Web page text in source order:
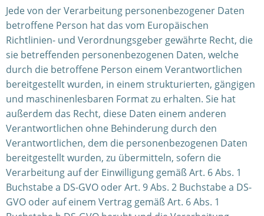
Jede von der Verarbeitung personenbezogener Daten
betroffene Person hat das vom Europäischen
Richtlinien- und Verordnungsgeber gewährte Recht, die
sie betreffenden personenbezogenen Daten, welche
durch die betroffene Person einem Verantwortlichen
bereitgestellt wurden, in einem strukturierten, gängigen
und maschinenlesbaren Format zu erhalten. Sie hat
außerdem das Recht, diese Daten einem anderen
Verantwortlichen ohne Behinderung durch den
Verantwortlichen, dem die personenbezogenen Daten
bereitgestellt wurden, zu übermitteln, sofern die
Verarbeitung auf der Einwilligung gemäß Art. 6 Abs. 1
Buchstabe a DS-GVO oder Art. 9 Abs. 2 Buchstabe a DS-
GVO oder auf einem Vertrag gemäß Art. 6 Abs. 1